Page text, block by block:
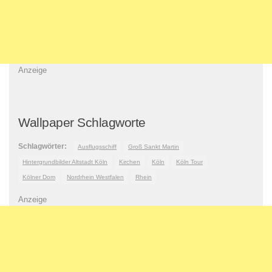
Anzeige
Wallpaper Schlagworte
Schlagwörter: Ausflugsschiff Groß Sankt Martin
Hintergrundbilder Altstadt Köln Kirchen Köln Köln Tour
Kölner Dom Nordrhein Westfalen Rhein
Anzeige